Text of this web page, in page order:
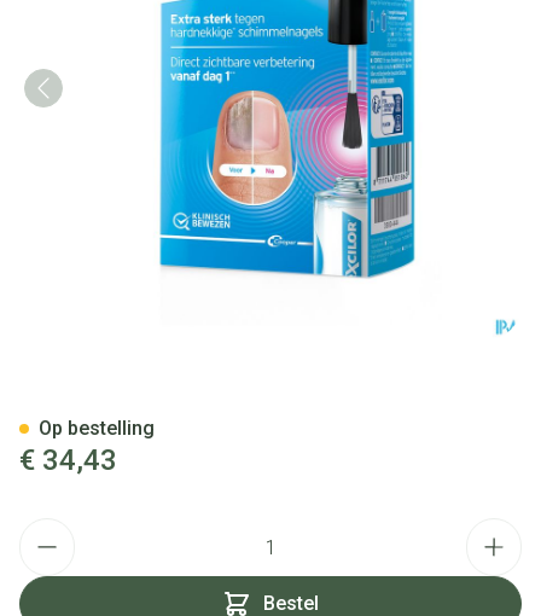
€ 34,43
Bestel
Op bestelling